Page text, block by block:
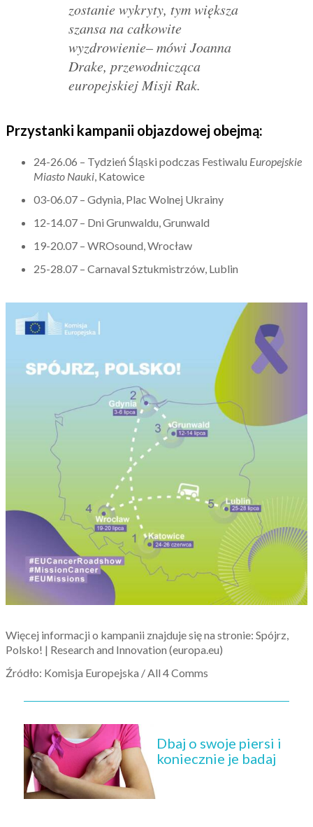
zostanie wykryty, tym większa
szansa na całkowite
wyzdrowienie– mówi Joanna
Drake, przewodnicząca
europejskiej Misji Rak.
Przystanki kampanii objazdowej obejmą:
24-26.06 – Tydzień Śląski podczas Festiwalu Europejskie
Miasto Nauki , Katowice
03-06.07 – Gdynia, Plac Wolnej Ukrainy
12-14.07 – Dni Grunwaldu, Grunwald
19-20.07 – WROsound, Wrocław
25-28.07 – Carnaval Sztukmistrzów, Lublin
Więcej informacji o kampanii znajduje się na stronie: Spójrz,
Polsko! | Research and Innovation (europa.eu)
Źródło: Komisja Europejska / All 4 Comms
Dbaj o swoje piersi i
koniecznie je badaj